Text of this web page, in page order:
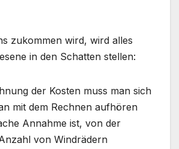
zukommen wird, wird alles
in den Schatten stellen:
der Kosten muss man sich
mit dem Rechnen aufhören
Annahme ist, von der
von Windrädern